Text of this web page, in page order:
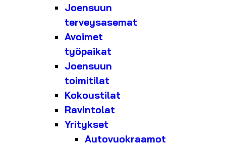
Joensuun
terveysasemat
Avoimet
työpaikat
Joensuun
toimitilat
Kokoustilat
Ravintolat
Yritykset
Autovuokraamot